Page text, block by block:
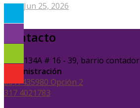
Jun 25, 2026
Contacto
Calle 134A # 16 - 39, barrio contador
Administración
6017435980 Opción 2
317 4021783